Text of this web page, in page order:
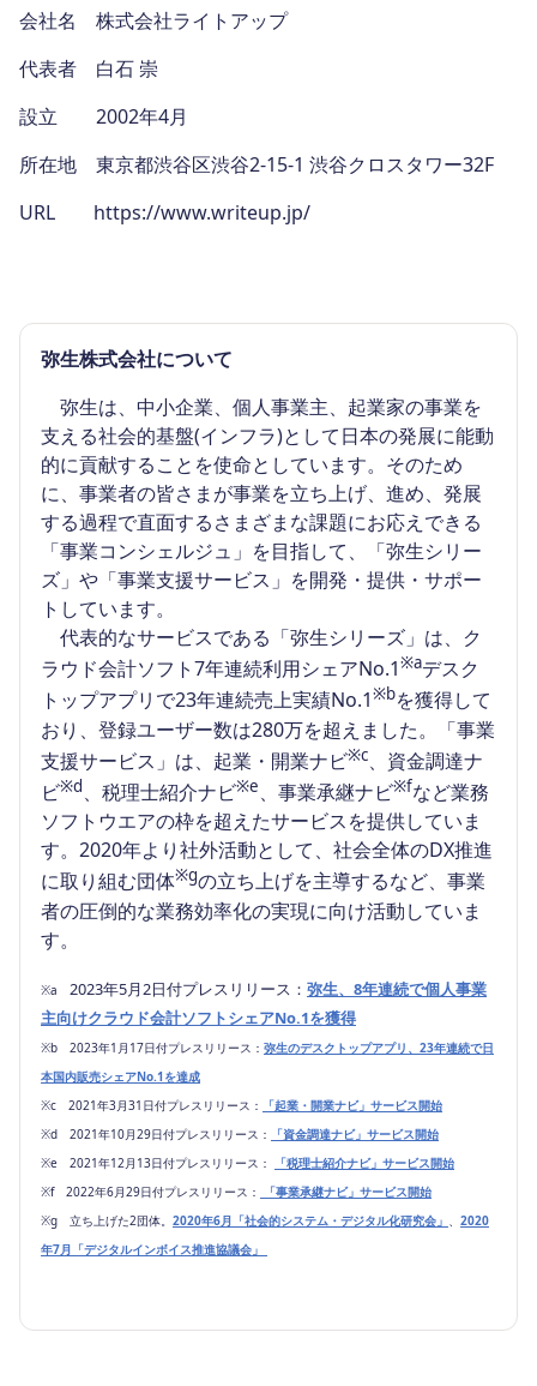
会社名 株式会社ライトアップ
代表者 白石 崇
設立 2002年4月
所在地 東京都渋谷区渋谷2-15-1 渋谷クロスタワー32F
URL https://www.writeup.jp/
弥生株式会社について
弥生は、中小企業、個人事業主、起業家の事業を
支える社会的基盤(インフラ)として日本の発展に能動
的に貢献することを使命としています。そのため
に、事業者の皆さまが事業を立ち上げ、進め、発展
する過程で直面するさまざまな課題にお応えできる
「事業コンシェルジュ」を目指して、「弥生シリー
ズ」や「事業支援サービス」を開発・提供・サポー
トしています。
代表的なサービスである「弥生シリーズ」は、ク
ラウド会計ソフト7年連続利用シェアNo.1※aデスク
トップアプリで23年連続売上実績No.1※bを獲得して
おり、登録ユーザー数は280万を超えました。「事業
支援サービス」は、起業・開業ナビ※c、資金調達ナ
ビ※d、税理士紹介ナビ※e、事業承継ナビ※fなど業務
ソフトウエアの枠を超えたサービスを提供していま
す。2020年より社外活動として、社会全体のDX推進
に取り組む団体※gの立ち上げを主導するなど、事業
者の圧倒的な業務効率化の実現に向け活動していま
す。
※a 2023年5月2日付プレスリリース： 弥生、8年連続で個人事業
主向けクラウド会計ソフトシェアNo.1を獲得
※b 2023年1月17日付プレスリリース： 弥生のデスクトップアプリ、23年連続で日
本国内販売シェアNo.1を達成
※c 2021年3月31日付プレスリリース：
「起業・開業ナビ」サービス開始
※d 2021年10月29日付プレスリリース：
「資金調達ナビ」サービス開始
※e 2021年12月13日付プレスリリース：
「税理士紹介ナビ」サービス開始
※f 2022年6月29日付プレスリリース：
「事業承継ナビ」サービス開始
※g 立ち上げた2団体。 2020年6月「社会的システム・デジタル化研究会」
2020
年7月「デジタルインボイス推進協議会」